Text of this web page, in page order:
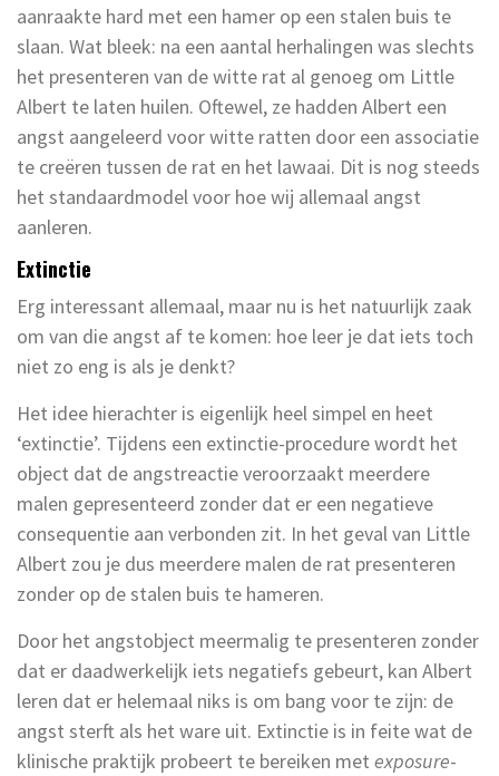
aanraakte hard met een hamer op een stalen buis te
slaan. Wat bleek: na een aantal herhalingen was slechts
het presenteren van de witte rat al genoeg om Little
Albert te laten huilen. Oftewel, ze hadden Albert een
angst aangeleerd voor witte ratten door een associatie
te creëren tussen de rat en het lawaai. Dit is nog steeds
het standaardmodel voor hoe wij allemaal angst
aanleren.
Extinctie
Erg interessant allemaal, maar nu is het natuurlijk zaak
om van die angst af te komen: hoe leer je dat iets toch
niet zo eng is als je denkt?
Het idee hierachter is eigenlijk heel simpel en heet
‘extinctie’. Tijdens een extinctie-procedure wordt het
object dat de angstreactie veroorzaakt meerdere
malen gepresenteerd zonder dat er een negatieve
consequentie aan verbonden zit. In het geval van Little
Albert zou je dus meerdere malen de rat presenteren
zonder op de stalen buis te hameren.
Door het angstobject meermalig te presenteren zonder
dat er daadwerkelijk iets negatiefs gebeurt, kan Albert
leren dat er helemaal niks is om bang voor te zijn: de
angst sterft als het ware uit. Extinctie is in feite wat de
klinische praktijk probeert te bereiken met exposure-